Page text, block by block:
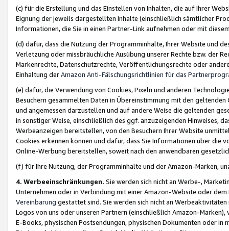
(c) für die Erstellung und das Einstellen von Inhalten, die auf Ihrer
Eignung der jeweils dargestellten Inhalte (einschließlich sämtlicher
Informationen, die Sie in einen Partner-Link aufnehmen oder mit
(d) dafür, dass die Nutzung der Programminhalte, Ihrer Website und
Verletzung oder missbräuchliche Ausübung unserer Rechte bzw. der
Markenrechte, Datenschutzrechte, Veröffentlichungsrechte oder
Einhaltung derAmazon Anti-Fälschungsrichtlinien für das
(e) dafür, die Verwendung von Cookies, Pixeln und anderen
Besuchern gesammelten Daten in Übereinstimmung mit den
und angemessen darzustellen und auf andere Weise die geltenden
in sonstiger Weise, einschließlich des ggf. anzuzeigenden Hinweises,
Werbeanzeigen bereitstellen, von den Besuchern Ihrer Website
Cookies erkennen können und dafür, dass Sie Informationen über die
Online-Werbung bereitstellen, soweit nach den anwendbaren
(f) für Ihre Nutzung, der Programminhalte und der Amazon-Marken,
4. Werbeeinschränkungen. Sie werden sich nicht an Werbe-,
Unternehmen oder in Verbindung mit einer Amazon-Website oder
Vereinbarung gestattet sind. Sie werden sich nicht an
Logos von uns oder unseren Partnern (einschließlich Amazon-
E-Books, physischen Postsendungen, physischen Dokumenten oder in